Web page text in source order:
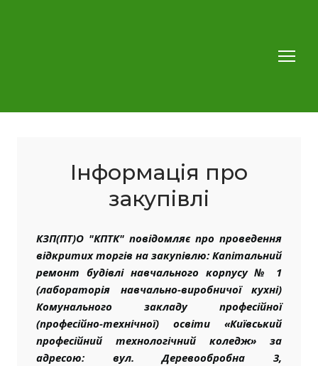
Інформація про
закупівлі
КЗП(ПТ)О "КПТК" повідомляє про проведення
відкритих торгів на закупівлю: Капітальний
ремонт будівлі навчального корпусу № 1
(лабораторія навчально-виробничої кухні)
Комунального закладу професійної
(професійно-технічної) освіти «Київський
професійний технологічний коледж» за
адресою: вул. Деревообробна 3,